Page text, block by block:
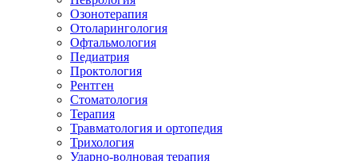
Озонотерапия
Отоларингология
Офтальмология
Педиатрия
Проктология
Рентген
Стоматология
Терапия
Травматология и ортопедия
Трихология
Ударно-волновая терапия